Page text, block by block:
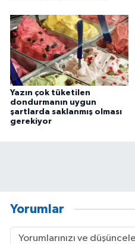
Yazın çok tüketilen
dondurmanın uygun
şartlarda saklanmış olması
gerekiyor
Yorumlar